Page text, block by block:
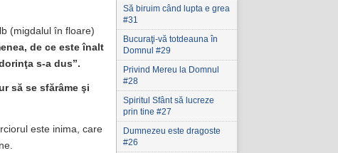
(migdalul în floare)
de ce este înalt
s-a dus”.
să se sfărâme şi
este inima, care
Să biruim când lupta e grea
#31
Bucuraţi-vă totdeauna în
Domnul #29
Privind Mereu la Domnul
#28
Spiritul Sfânt să lucreze
prin tine #27
Dumnezeu este dragoste
#26